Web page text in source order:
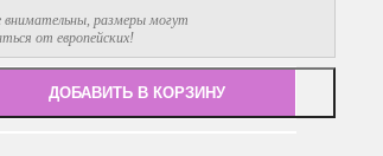
внимательны, размеры могут
от европейских!